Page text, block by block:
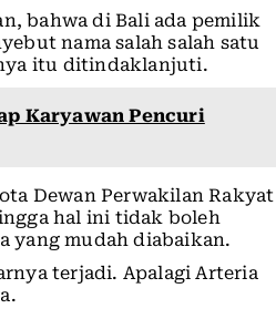
bahwa di Bali ada pemilik
nama salah salah satu
itu ditindaklanjuti.
Karyawan Pencuri
Dewan Perwakilan Rakyat
hal ini tidak boleh
yang mudah diabaikan.
terjadi. Apalagi Arteria